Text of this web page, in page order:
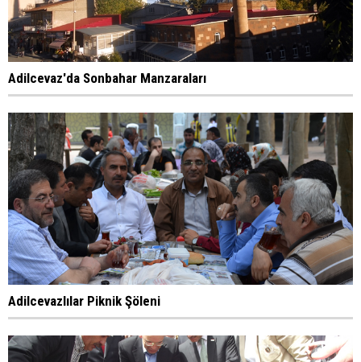
Adilcevaz'da Sonbahar Manzaraları
Adilcevazlılar Piknik Şöleni